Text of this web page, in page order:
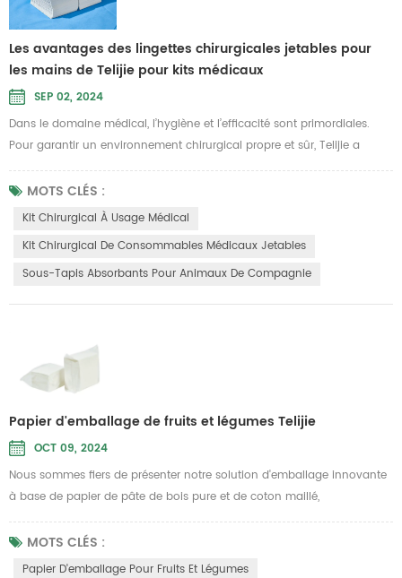
Les avantages des lingettes chirurgicales jetables pour
les mains de Telijie pour kits médicaux
SEP 02, 2024
Dans le domaine médical, l’hygiène et l’efficacité sont primordiales.
Pour garantir un environnement chirurgical propre et sûr, Telijie a
introduit une lingette jetable pour les mains fabriquée à partir de
papier de pâte de bois pur et de coton maillé. Ce produit répond à des
normes médicales strictes et offre de multiples avantages significatifs,
MOTS CLÉS :
Kit Chirurgical À Usage Médical
Kit Chirurgical De Consommables Médicaux Jetables
Sous-Tapis Absorbants Pour Animaux De Compagnie
Papier d'emballage de fruits et légumes Telijie
OCT 09, 2024
Nous sommes fiers de présenter notre solution d'emballage innovante
à base de papier de pâte de bois pure et de coton maillé,
spécialement conçue pour l'emballage des fruits et légumes ainsi que
du papier absorbant pour les produits frais. Ce produit de Telijie vise à
offrir une protection de haute qualité, garantissant que vos fruits et
MOTS CLÉS :
Papier D'emballage Pour Fruits Et Légumes